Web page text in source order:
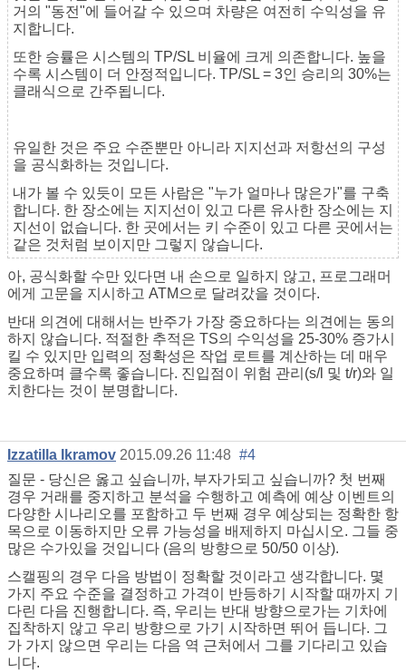
거의 "동전"에 들어갈 수 있으며 차량은 여전히 수익성을 유
지합니다.
또한 승률은 시스템의 TP/SL 비율에 크게 의존합니다. 높을
수록 시스템이 더 안정적입니다. TP/SL = 3인 승리의 30%는
클래식으로 간주됩니다.
유일한 것은 주요 수준뿐만 아니라 지지선과 저항선의 구성
을 공식화하는 것입니다.
내가 볼 수 있듯이 모든 사람은 "누가 얼마나 많은가"를 구축
합니다. 한 장소에는 지지선이 있고 다른 유사한 장소에는 지
지선이 없습니다. 한 곳에서는 키 수준이 있고 다른 곳에서는
같은 것처럼 보이지만 그렇지 않습니다.
아, 공식화할 수만 있다면 내 손으로 일하지 않고, 프로그래머
에게 고문을 지시하고 ATM으로 달려갔을 것이다.
반대 의견에 대해서는 반주가 가장 중요하다는 의견에는 동의
하지 않습니다. 적절한 추적은 TS의 수익성을 25-30% 증가시
킬 수 있지만 입력의 정확성은 작업 로트를 계산하는 데 매우
중요하며 클수록 좋습니다. 진입점이 위험 관리(s/l 및 t/r)와 일
치한다는 것이 분명합니다.
Izzatilla Ikramov 2015.09.26 11:48 #4
질문 - 당신은 옳고 싶습니까, 부자가되고 싶습니까? 첫 번째
경우 거래를 중지하고 분석을 수행하고 예측에 예상 이벤트의
다양한 시나리오를 포함하고 두 번째 경우 예상되는 정확한 항
목으로 이동하지만 오류 가능성을 배제하지 마십시오. 그들 중
많은 수가있을 것입니다 (음의 방향으로 50/50 이상).
스캘핑의 경우 다음 방법이 정확할 것이라고 생각합니다. 몇
가지 주요 수준을 결정하고 가격이 반등하기 시작할 때까지 기
다린 다음 진행합니다. 즉, 우리는 반대 방향으로가는 기차에
집착하지 않고 우리 방향으로 가기 시작하면 뛰어 듭니다. 그
가 가지 않으면 우리는 다음 역 근처에서 그를 기다리고 있습
니다.